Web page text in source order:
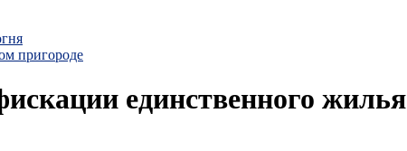
пригороде
единственного жилья